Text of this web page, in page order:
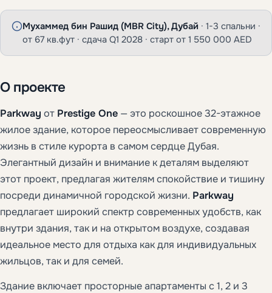
Мухаммед бин Рашид (MBR City), Дубай · 1-3 спальни ·
от 67 кв.фут · сдача Q1 2028 · старт от 1 550 000 AED
О проекте
Parkway от Prestige One — это роскошное 32-этажное
жилое здание, которое переосмысливает современную
жизнь в стиле курорта в самом сердце Дубая.
Элегантный дизайн и внимание к деталям выделяют
этот проект, предлагая жителям спокойствие и тишину
посреди динамичной городской жизни. Parkway
предлагает широкий спектр современных удобств, как
внутри здания, так и на открытом воздухе, создавая
идеальное место для отдыха как для индивидуальных
жильцов, так и для семей.
Здание включает просторные апартаменты с 1, 2 и 3